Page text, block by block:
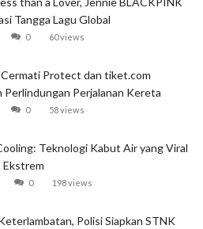
Tangga Lagu Global
0 60 views
Protect dan tiket.com
Perlindungan Perjalanan Kereta
0 58 views
Teknologi Kabut Air yang Viral
Ekstrem
0 198 views
Polisi Siapkan STNK